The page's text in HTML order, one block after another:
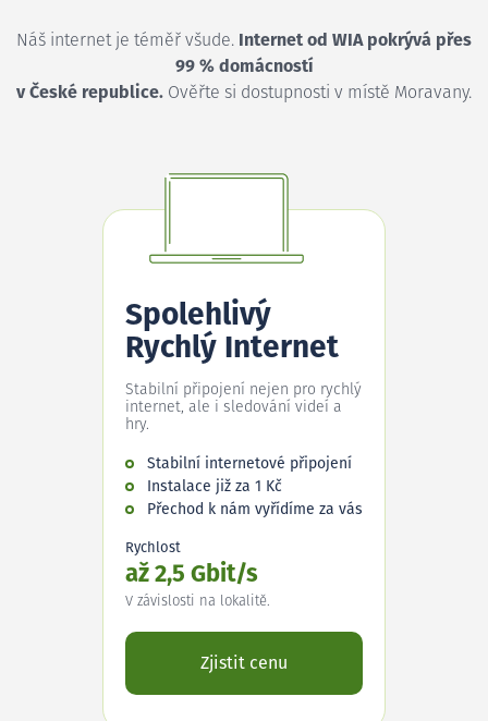
Náš internet je téměř všude. Internet od WIA pokrývá přes
99 % domácností
v České republice. Ověřte si dostupnosti v místě Moravany.
Spolehlivý
Rychlý Internet
Stabilní připojení nejen pro rychlý
internet, ale i sledování videí a
hry.
Stabilní internetové připojení
Instalace již za 1 Kč
Přechod k nám vyřídíme za vás
Rychlost
až 2,5 Gbit/s
V závislosti na lokalitě.
Zjistit cenu